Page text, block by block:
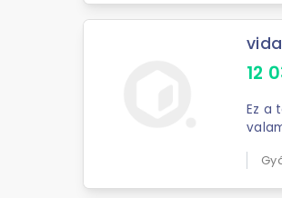
12
Ez a